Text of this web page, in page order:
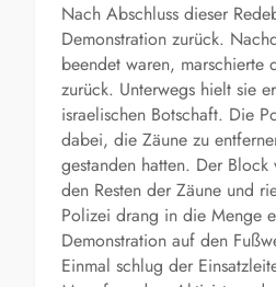
Nach Abschluss dieser
Demonstration zurück.
beendet waren, marschierte
zurück. Unterwegs hielt sie
israelischen Botschaft. Die
dabei, die Zäune zu
gestanden hatten. Der Block
den Resten der Zäune und
Polizei drang in die Menge
Demonstration auf den
Einmal schlug der